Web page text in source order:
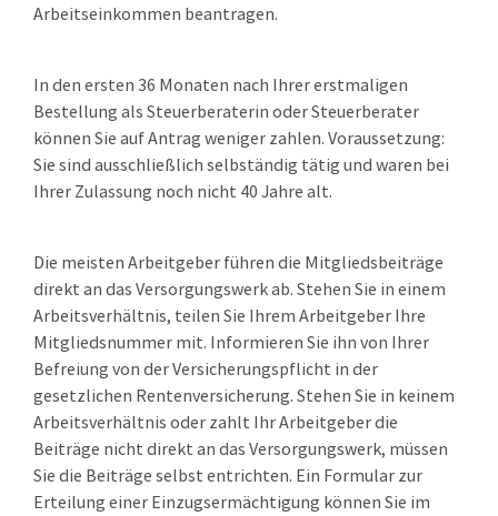
Arbeitseinkommen beantragen.
In den ersten 36 Monaten nach Ihrer erstmaligen
Bestellung als Steuerberaterin oder Steuerberater
können Sie auf Antrag weniger zahlen. Voraussetzung:
Sie sind ausschließlich selbständig tätig und waren bei
Ihrer Zulassung noch nicht 40 Jahre alt.
Die meisten Arbeitgeber führen die Mitgliedsbeiträge
direkt an das Versorgungswerk ab. Stehen Sie in einem
Arbeitsverhältnis, teilen Sie Ihrem Arbeitgeber Ihre
Mitgliedsnummer mit. Informieren Sie ihn von Ihrer
Befreiung von der Versicherungspflicht in der
gesetzlichen Rentenversicherung. Stehen Sie in keinem
Arbeitsverhältnis oder zahlt Ihr Arbeitgeber die
Beiträge nicht direkt an das Versorgungswerk, müssen
Sie die Beiträge selbst entrichten. Ein Formular zur
Erteilung einer Einzugsermächtigung können Sie im